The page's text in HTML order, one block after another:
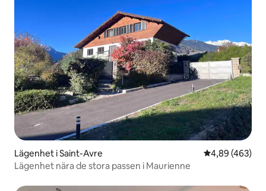
Lägenhet i Saint-Avre 4,89 av 5 i
4,89 (463)
Lägenhet nära de stora passen i Maurienne